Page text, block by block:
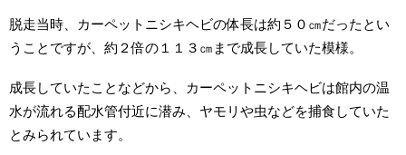
脱走当時、カーペットニシキヘビの体長は約５０㎝だったとい
うことですが、約２倍の１１３㎝まで成長していた模様。
成長していたことなどから、カーペットニシキヘビは館内の温
水が流れる配水管付近に潜み、ヤモリや虫などを捕食していた
とみられています。